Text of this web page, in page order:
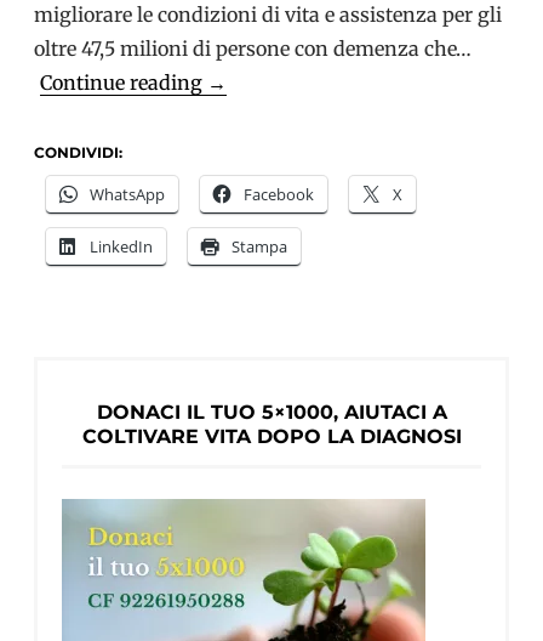
migliorare le condizioni di vita e assistenza per gli
oltre 47,5 milioni di persone con demenza che…
Continue reading Speciale
dell’Alzheimer:
L’impegno
di
→
CONDIVIDI:
WhatsApp Facebook X
LinkedIn Stampa
DONACI IL TUO 5×1000, AIUTACI A
COLTIVARE VITA DOPO LA DIAGNOSI